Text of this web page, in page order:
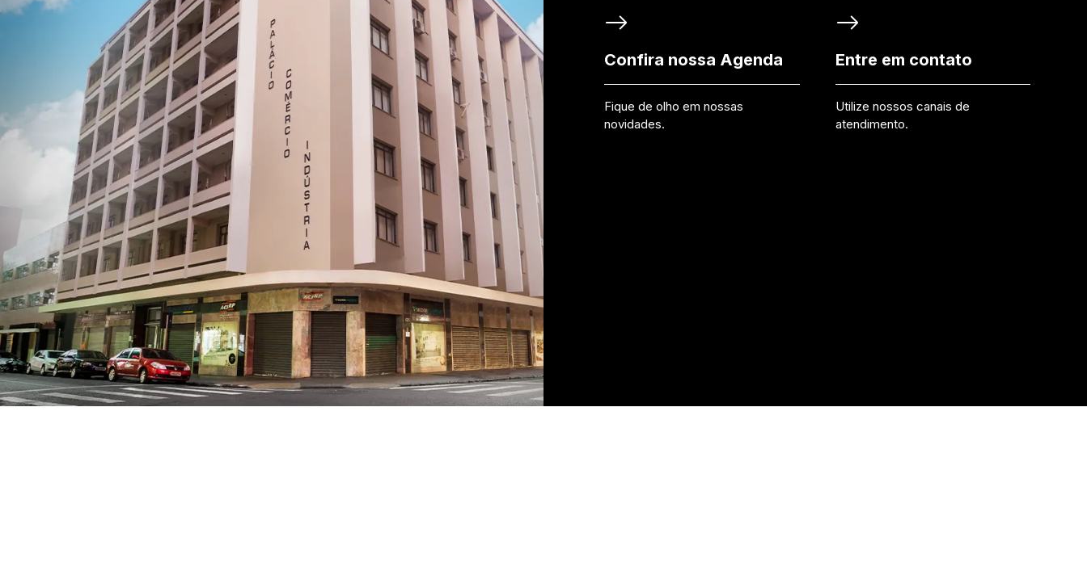
Confira nossa Agenda
Fique de olho em nossas
novidades.
Entre em contato
Utilize nossos canais de
atendimento.